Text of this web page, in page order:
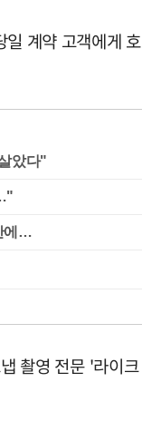
계약 고객에게
았다"
에…
촬영 전문 '라이